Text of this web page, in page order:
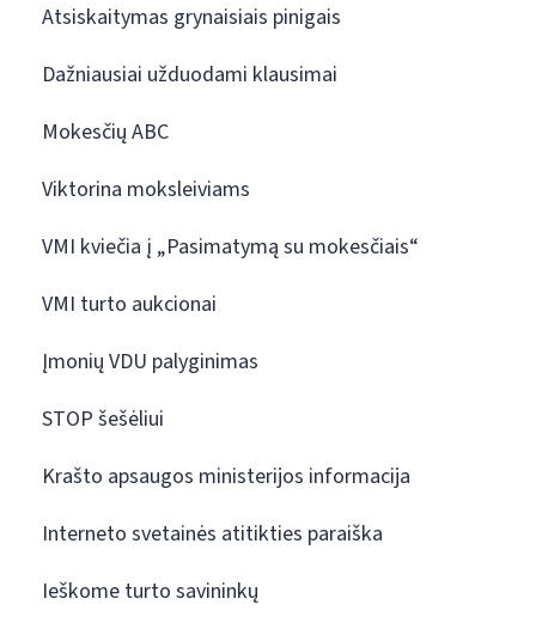
Atsiskaitymas grynaisiais pinigais
Dažniausiai užduodami klausimai
Mokesčių ABC
Viktorina moksleiviams
VMI kviečia į „Pasimatymą su mokesčiais“
VMI turto aukcionai
Įmonių VDU palyginimas
STOP šešėliui
Krašto apsaugos ministerijos informacija
Interneto svetainės atitikties paraiška
Ieškome turto savininkų